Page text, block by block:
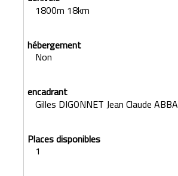
1800m 18km
Non
Gilles DIGONNET Jean Claude ABBA
1